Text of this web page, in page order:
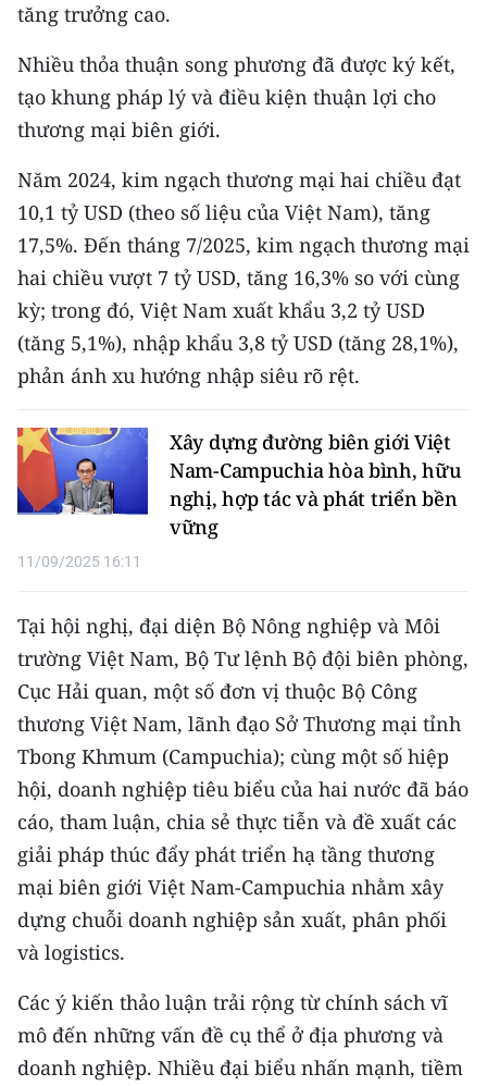
Media Y tế
Media Khoa học - Công nghệ
Media Môi trường
Infographic
TIN MỚI
TIN ĐỊA PHƯƠNG
Trung du và miền núi phía Bắc
Đồng bằng sông Hồng
Bắc Trung Bộ
Duyên hải Nam Trung Bộ và Tây
Đồng bằng sông Cửu Long
Chuyên trang Hà Nội
Chuyên trang TP. Hồ Chí Minh
CHUYÊN ĐỀ
CÁC CHUYÊN TRANG
VỀ BÁO NHÂN DÂN
THỜI NAY
NHÂN DÂN CUỐI TUẦN
NHÂN DÂN HẰNG THÁNG
tăng trưởng cao.
Nhiều thỏa thuận song phương đã được ký kết,
tạo khung pháp lý và điều kiện thuận lợi cho
thương mại biên giới.
Năm 2024, kim ngạch thương mại hai chiều đạt
10,1 tỷ USD (theo số liệu của Việt Nam), tăng
17,5%. Đến tháng 7/2025, kim ngạch thương mại
hai chiều vượt 7 tỷ USD, tăng 16,3% so với cùng
kỳ; trong đó, Việt Nam xuất khẩu 3,2 tỷ USD
(tăng 5,1%), nhập khẩu 3,8 tỷ USD (tăng 28,1%),
phản ánh xu hướng nhập siêu rõ rệt.
Xây dựng đường biên giới Việt
Nam-Campuchia hòa bình, hữu
nghị, hợp tác và phát triển bền
vững
11/09/2025 16:11
Tại hội nghị, đại diện Bộ Nông nghiệp và Môi
trường Việt Nam, Bộ Tư lệnh Bộ đội biên phòng,
Cục Hải quan, một số đơn vị thuộc Bộ Công
thương Việt Nam, lãnh đạo Sở Thương mại tỉnh
Tbong Khmum (Campuchia); cùng một số hiệp
hội, doanh nghiệp tiêu biểu của hai nước đã báo
cáo, tham luận, chia sẻ thực tiễn và đề xuất các
giải pháp thúc đẩy phát triển hạ tầng thương
mại biên giới Việt Nam-Campuchia nhằm xây
dựng chuỗi doanh nghiệp sản xuất, phân phối
và logistics.
Các ý kiến thảo luận trải rộng từ chính sách vĩ
mô đến những vấn đề cụ thể ở địa phương và
doanh nghiệp. Nhiều đại biểu nhấn mạnh, tiềm